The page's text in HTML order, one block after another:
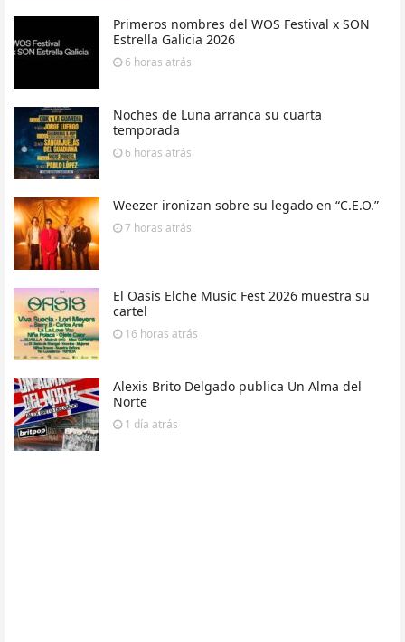
Primeros nombres del WOS Festival x SON
Estrella Galicia 2026
6 horas atrás
Noches de Luna arranca su cuarta
temporada
6 horas atrás
Weezer ironizan sobre su legado en “C.E.O.”
7 horas atrás
El Oasis Elche Music Fest 2026 muestra su
cartel
16 horas atrás
Alexis Brito Delgado publica Un Alma del
Norte
1 día atrás